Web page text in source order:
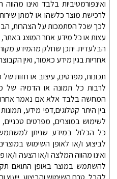
ואינפורמטיביות בלבד ואינו
לרכישת מוצר כלשהו או למתן
לכך שכל הסתמכות על הצהרות,
עצות או כל מידע אחר המוצג
הבלעדית. יתכן שחלק מהמידע
אחריות בגין מידע כאמור, ואין
תכונות, מפרטים, עיצוב או חזות
לרבות כל תמונה או הדמיה של
המחשה בלבד אלא אם נאמר
בין היתר קטלוגים,דפי מידע,
לשימוש במוצרים, מפרטים טכניים,
כל הכלול במידע שניתן
לביצוע ו/או לאופן השימוש
ואינו מהווה המלצה ו/או הצעה ו/או
להשתמש במוצר באופן התואם תקן